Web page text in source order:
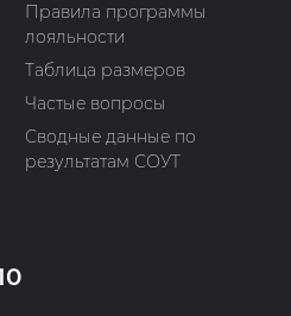
Правила программы
лояльности
Таблица размеров
Частые вопросы
Сводные данные по
результатам СОУТ